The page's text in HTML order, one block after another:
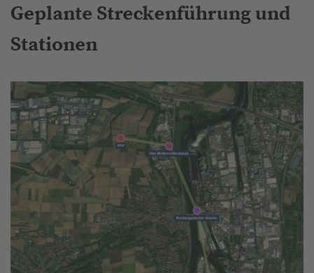
Geplante Streckenführung und
Stationen